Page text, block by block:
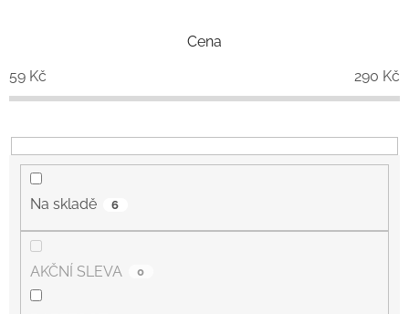
d
u
Cena
59 Kč 290 Kč
Na skladě 6
AKČNÍ SLEVA 0